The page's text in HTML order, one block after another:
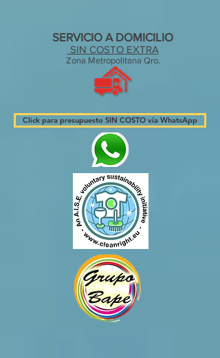
SERVICIO A DOMICILIO
SIN COSTO EXTRA
Zona Metropolitana Qro.
Click para presupuesto SIN COSTO vía WhatsApp